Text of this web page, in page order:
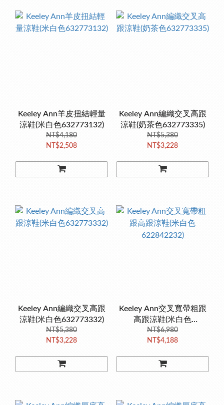
Keeley Ann羊皮扭結輕量
涼鞋(米白色632773132)
NT$4,180
NT$2,508
Keeley Ann編織交叉高跟
涼鞋(奶茶色632773335)
NT$5,380
NT$3,228
Keeley Ann編織交叉高跟
涼鞋(米白色632773332)
NT$5,380
NT$3,228
Keeley Ann交叉寬帶粗跟
高跟涼鞋(米白色
622842232)
NT$6,980
NT$4,188